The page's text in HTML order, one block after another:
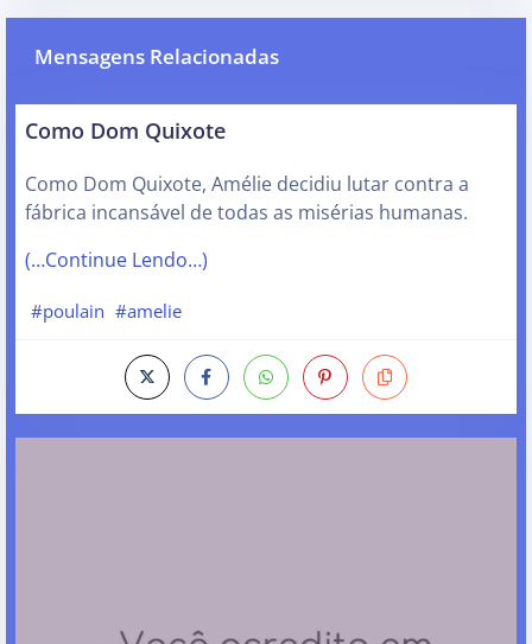
Mensagens Relacionadas
Como Dom Quixote
Como Dom Quixote, Amélie decidiu lutar contra a
fábrica incansável de todas as misérias humanas.
(…Continue Lendo…)
#poulain #amelie